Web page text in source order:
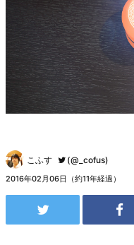
こふす (@_cofus)
2016年02月06日（約11年経過）